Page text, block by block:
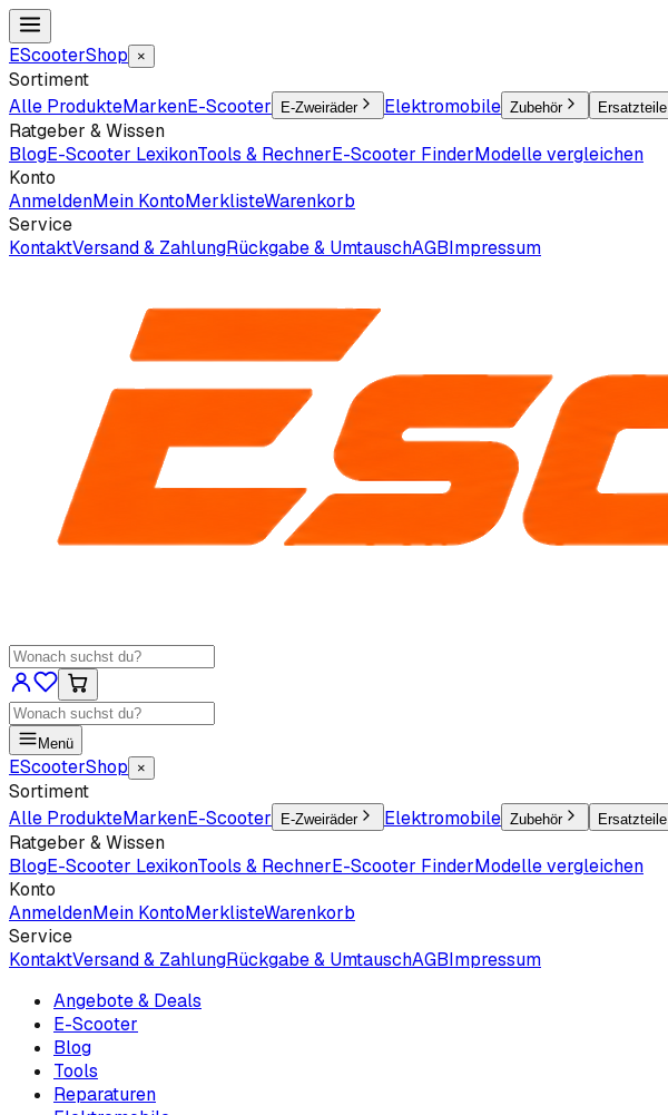
EScooterShop ×
Sortiment
Alle ProdukteMarkenE-Scooter E-Zweiräder Elektromobile Zubehör Ersatzteile
Ratgeber & Wissen
BlogE-Scooter LexikonTools & RechnerE-Scooter FinderModelle vergleichen
Konto
AnmeldenMein KontoMerklisteWarenkorb
Service
KontaktVersand & ZahlungRückgabe & UmtauschAGBImpressum
Menü
EScooterShop ×
Sortiment
Alle ProdukteMarkenE-Scooter E-Zweiräder Elektromobile Zubehör Ersatzteile
Ratgeber & Wissen
BlogE-Scooter LexikonTools & RechnerE-Scooter FinderModelle vergleichen
Konto
AnmeldenMein KontoMerklisteWarenkorb
Service
KontaktVersand & ZahlungRückgabe & UmtauschAGBImpressum
Angebote & Deals
E-Scooter
Blog
Tools
Reparaturen